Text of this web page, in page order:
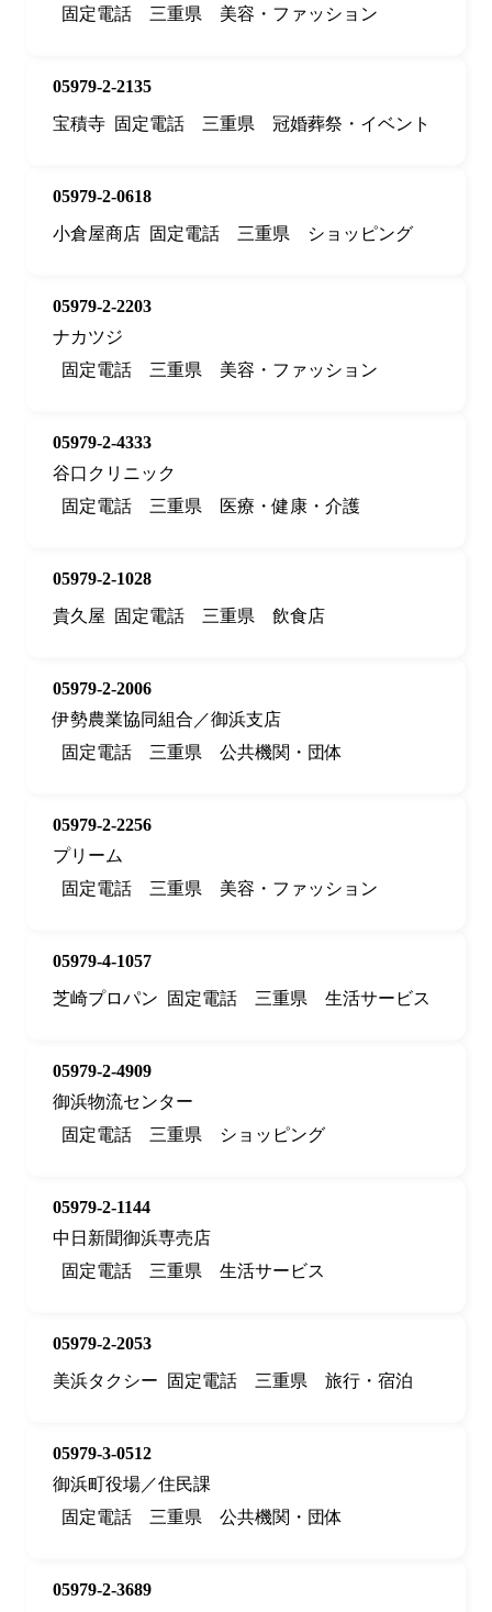
固定電話
三重県 美容・ファッション
05979-2-2135
宝積寺 固定電話 三重県 冠婚葬祭・イベント
05979-2-0618
小倉屋商店 固定電話 三重県 ショッピング
05979-2-2203
ナカツジ
固定電話
三重県 美容・ファッション
05979-2-4333
谷口クリニック
固定電話
三重県 医療・健康・介護
05979-2-1028
貴久屋
固定電話 三重県 飲食店
05979-2-2006
伊勢農業協同組合／御浜支店
固定電話
三重県 公共機関・団体
05979-2-2256
プリーム
固定電話
三重県 美容・ファッション
05979-4-1057
芝崎プロパン
固定電話 三重県 生活サービス
05979-2-4909
御浜物流センター
固定電話
三重県 ショッピング
05979-2-1144
中日新聞御浜専売店
固定電話
三重県 生活サービス
05979-2-2053
美浜タクシー
固定電話 三重県 旅行・宿泊
05979-3-0512
御浜町役場／住民課
固定電話
三重県 公共機関・団体
05979-2-3689